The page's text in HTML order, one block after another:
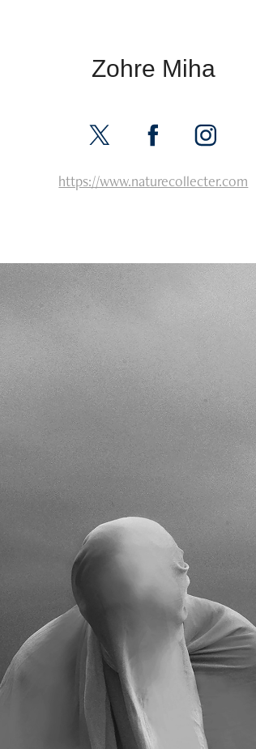
Zohre Miha
https://www.naturecollecter.com